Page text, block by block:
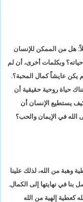
هل من الممكن للإنسان
وبكلمات أخرى، أن لم
يكن عايشاً كمال المحبة؟.
حياة روحية حقيقية أن
كيف يستطيع الإنسان أن
في الإيمان والحب؟
وهبة من الله، لذلك علينا
في نهايتها إلى الكمال.
كعطية إلهية من الله